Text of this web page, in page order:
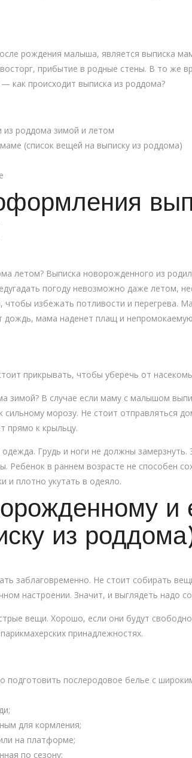
рождения малыша, является выписка
прибытие в родные стены. В то же
как происходит выписка из роддома?
роддома зимой и летом
(список вещей на выписку из роддома)
летом? Выписка новорожденного из
погоду невозможно даже летом,
избежать потливости и перегрева.
дождь, мама наденет плащ и
прикрывать, чтобы уберечь от
зимой? В случае если маму с малышом
сильному морозу. Не стоит отправляться
прямо к крыльцу.
Грудь и ноги не должны замерзнуть.
в раннем возрасте не способен
и плотно укутать в одеяло.
и
из
заблаговременно. Не стоит собирать
настроении. Значит, и выглядеть надо
вещи. Хорошо, если они будут
принадлежностях.
подготовить послеродовое белье c
для кормления;
на платформе;
по сезону;